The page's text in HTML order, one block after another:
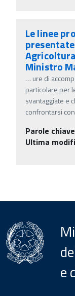
Le linee
Ministro
… ure di
particolare per
svantaggiate e
confrontarsi
Parole chiave
Ultima
e